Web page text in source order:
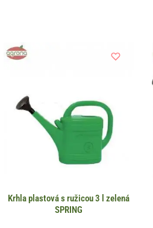
Krhla plastová s ružicou 3 l zelená
SPRING